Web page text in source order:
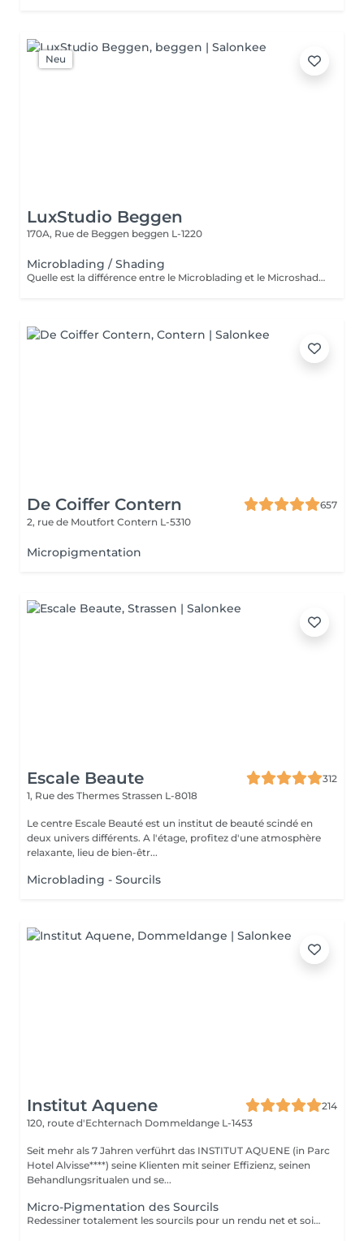
Neu
LuxStudio Beggen
170A, Rue de Beggen beggen L-1220
Microblading / Shading
Quelle est la différence entre le Microblading et le Microshading ? Le Microblading est une technique manuelle de maquillage semi-permanent qui imite parfaitement des poils fins et naturels. Idéal pour combler des zones clairsemées ou redessiner la ligne des sourcils tout en conservant un aspect très naturel. Effet « poil à poil ». Le Microshading, en revanche, utilise une technique de pigmentation par pointillé, similaire à un effet d'ombre ou de dégradé maquillé. Il donne un aspect plus doux, poudré et sophistiqué, idéal pour celles qui aiment un effet maquillage subtil mais structuré. Effet « ombré » ou « poudré ». Quelle technique choisir ? Microblading : pour un effet naturel, sourcils peu fournis ou très fins. Microshading : pour un look maquillé, des sourcils plus nets et définis. Technique mixte (combinée) : les deux techniques sont parfois associées pour un résultat sur mesure, avec poils à l'avant et ombrage à la queue du sourcil. Une consultation personnalisée est toujours recommandée pour déterminer la technique la plus adaptée à votre peau, à vos attentes et à votre style. Souhaitez-vous aussi que eu traduza em português ou adaptar para o público do Lux Studio?
De Coiffer Contern
657
2, rue de Moutfort Contern L-5310
Micropigmentation
Escale Beaute
312
1, Rue des Thermes Strassen L-8018
Le centre Escale Beauté est un institut de beauté scindé en
deux univers différents. A l'étage, profitez d'une atmosphère
relaxante, lieu de bien-êtr...
Microblading - Sourcils
Institut Aquene
214
120, route d'Echternach Dommeldange L-1453
Seit mehr als 7 Jahren verführt das INSTITUT AQUENE (in Parc
Hotel Alvisse****) seine Klienten mit seiner Effizienz, seinen
Behandlungsritualen und se...
Micro-Pigmentation des Sourcils
Redessiner totalement les sourcils pour un rendu net et soigné, cela devient simple avec la micro-pigmentation. Tous les sourcils, qu'ils soient clairsemés, trop courts, trop long ou inexistants trouvent leur courbe parfaite. Les sourcils sont un élément majeur de nos expressions. La micro-pigmentation vous permet de jouir de la forme adéquate pour sublimer vos sourcils.